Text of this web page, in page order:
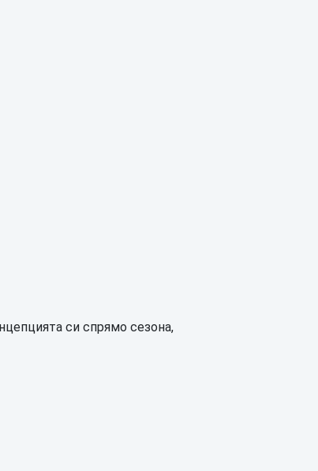
си спрямо сезона,